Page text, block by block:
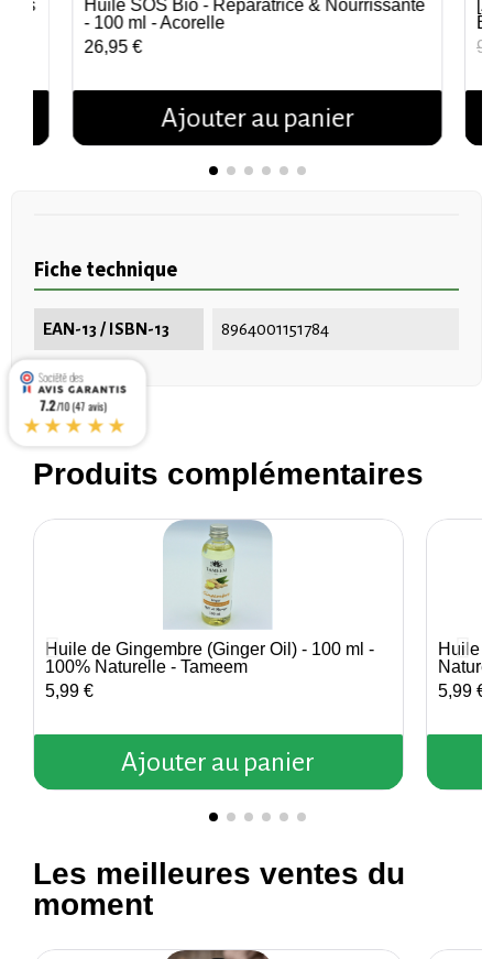
Aperçu rapide
Huile SOS Bio - Réparatrice & Nourrissante
- 100 ml - Acorelle
26,95 €
Ajouter au panier
Fiche technique
EAN-13 / ISBN-13 8964001151784
Produits complémentaires
Aperçu rapide
Huile de Gingembre (Ginger Oil) - 100 ml -
100% Naturelle - Tameem
5,99 €
Ajouter au panier
Huile
5,99 €
Les meilleures ventes du
moment
7.2/10 (47 avis)
★★★★★